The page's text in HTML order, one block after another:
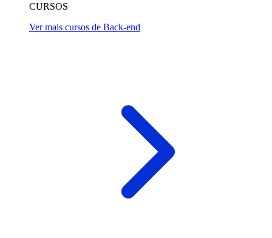
CURSOS
Ver mais cursos de Back-end